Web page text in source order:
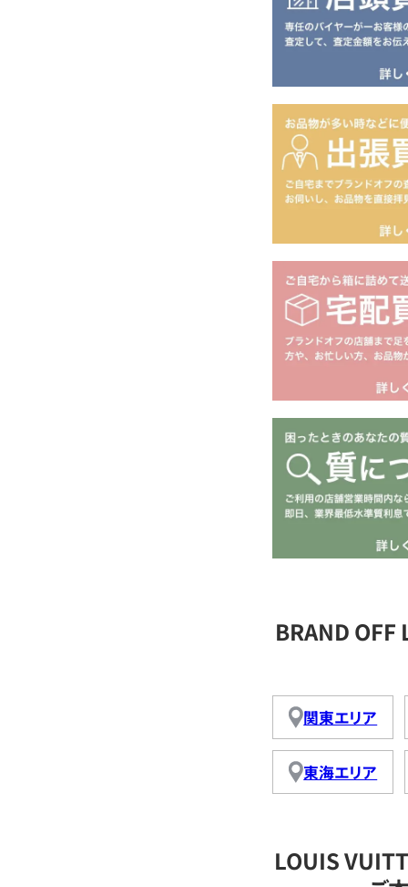
BRAND
関東エリア
東海エリア
LOUIS